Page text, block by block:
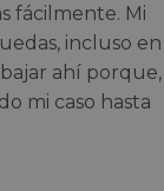
fácilmente. Mi
incluso en
ahí porque,
mi caso hasta